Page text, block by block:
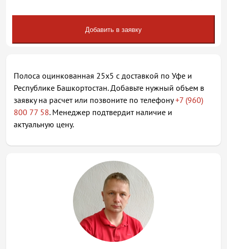
Добавить в заявку
Полоса оцинкованная 25х5 с доставкой по Уфе и
Республике Башкортостан. Добавьте нужный объем в
заявку на расчет или позвоните по телефону+7 (960)
800 77 58. Менеджер подтвердит наличие и
актуальную цену.